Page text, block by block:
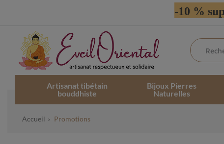
-10 %
Artisanat tibétain
bouddhiste
Bijoux Pierres
Naturelles
Accueil Promotions